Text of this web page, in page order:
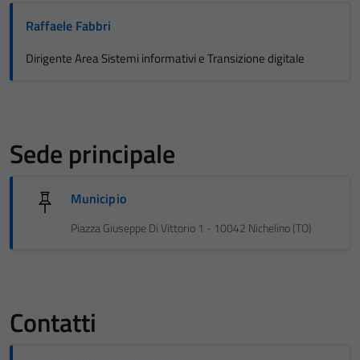
Raffaele Fabbri
Dirigente Area Sistemi informativi e Transizione digitale
Sede principale
Municipio
Piazza Giuseppe Di Vittorio 1 - 10042 Nichelino (TO)
Contatti